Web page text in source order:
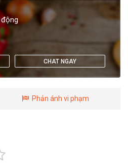
CHAT NGAY
Phản ánh vi phạm